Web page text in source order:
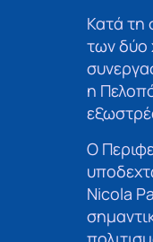
Κατά τη
των δύο
η
Ο
Nicola